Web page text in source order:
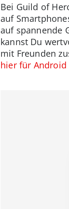
Bei Guild of
auf
auf spannende
kannst Du
mit Freunden
hier für Android